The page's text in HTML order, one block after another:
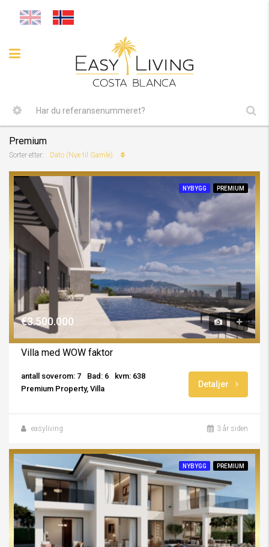
Premium
Sorter etter: Dato (Nye til Gamle)
NYBYGG PREMIUM
€3.500.000
Villa med WOW faktor
antall soverom: 7 Bad: 6
kvm: 638
Premium Property, Villa
Detaljer
easyliving 3 år siden
NYBYGG PREMIUM